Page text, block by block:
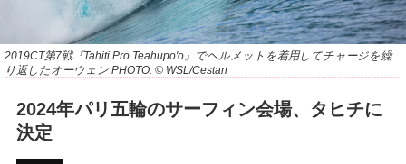
2019CT第7戦『Tahiti Pro Teahupo'o』でヘルメットを着用してチャージを繰
り返したオーウェン PHOTO: © WSL/Cestari
2024年パリ五輪のサーフィン会場、タヒチに
決定
製品情報
特集